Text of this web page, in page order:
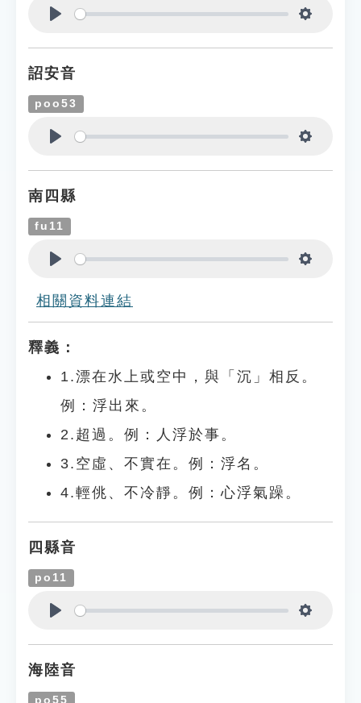
詔安音
poo53
南四縣
fu11
相關資料連結
釋義：
1.漂在水上或空中，與「沉」相反。
例：浮出來。
2.超過。例：人浮於事。
3.空虛、不實在。例：浮名。
4.輕佻、不冷靜。例：心浮氣躁。
四縣音
po11
海陸音
po55